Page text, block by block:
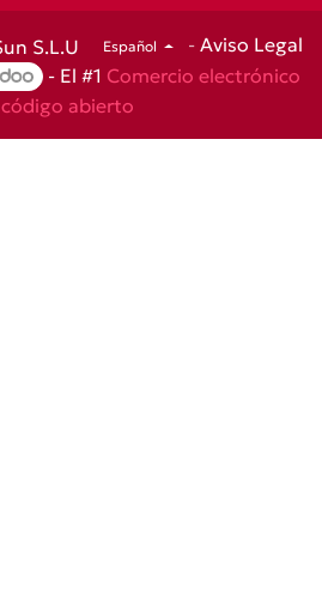
S.L.U Español - Aviso Legal
- El #1 Comercio electrónico
abierto